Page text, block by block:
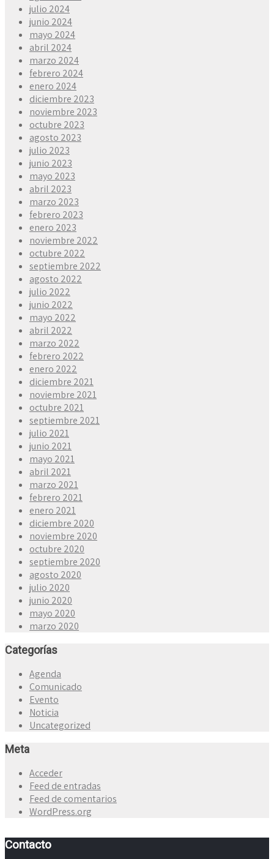
julio 2024
junio 2024
mayo 2024
abril 2024
marzo 2024
febrero 2024
enero 2024
diciembre 2023
noviembre 2023
octubre 2023
agosto 2023
julio 2023
junio 2023
mayo 2023
abril 2023
marzo 2023
febrero 2023
enero 2023
noviembre 2022
octubre 2022
septiembre 2022
agosto 2022
julio 2022
junio 2022
mayo 2022
abril 2022
marzo 2022
febrero 2022
enero 2022
diciembre 2021
noviembre 2021
octubre 2021
septiembre 2021
julio 2021
junio 2021
mayo 2021
abril 2021
marzo 2021
febrero 2021
enero 2021
diciembre 2020
noviembre 2020
octubre 2020
septiembre 2020
agosto 2020
julio 2020
junio 2020
mayo 2020
marzo 2020
Categorías
Agenda
Comunicado
Evento
Noticia
Uncategorized
Meta
Acceder
Feed de entradas
Feed de comentarios
WordPress.org
Contacto